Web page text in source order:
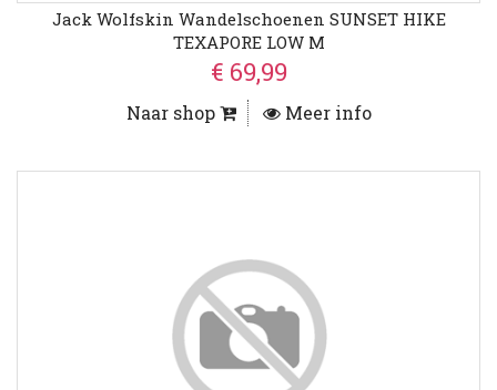
Jack Wolfskin Wandelschoenen SUNSET HIKE
TEXAPORE LOW M
€ 69,99
Naar shop Meer info